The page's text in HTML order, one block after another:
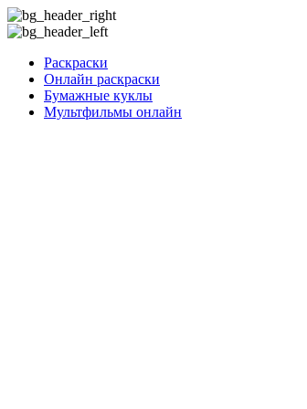
Раскраски
Онлайн раскраски
Бумажные куклы
Мультфильмы онлайн